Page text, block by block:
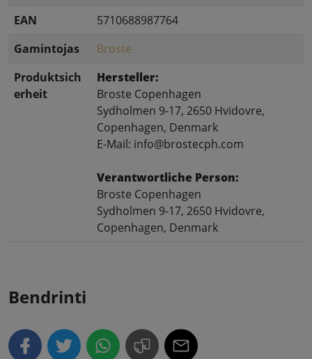
EAN
5710688987764
Gamintojas
Broste
Produktsich
erheit
Hersteller:
Broste Copenhagen
Sydholmen 9-17, 2650 Hvidovre,
Copenhagen, Denmark
E-Mail: info@brostecph.com
Verantwortliche Person:
Broste Copenhagen
Sydholmen 9-17, 2650 Hvidovre,
Copenhagen, Denmark
Bendrinti